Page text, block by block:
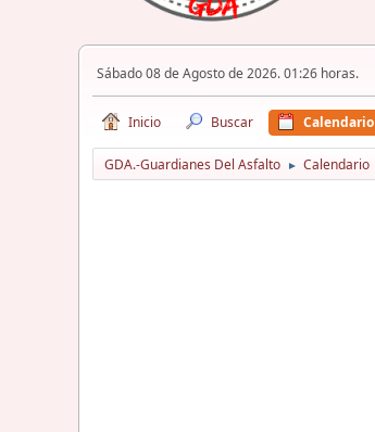
Sábado 08 de Agosto de 2026. 01:26 horas.
Inicio Buscar Calendario
GDA.-Guardianes Del Asfalto ► Calendario